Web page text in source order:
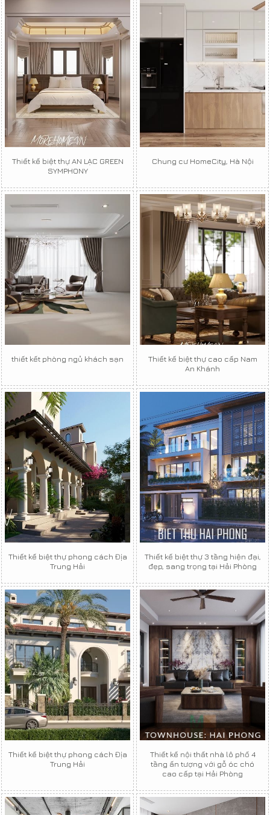
Thiết kế biệt thự AN LẠC GREEN
SYMPHONY
Chung cư HomeCity, Hà Nội
thiết kết phòng ngủ khách sạn
Thiết kế biệt thự cao cấp Nam
An Khánh
Thiết kế biệt thự phong cách Địa
Trung Hải
Thiết kế biệt thự 3 tầng hiện đại,
đẹp, sang trọng tại Hải Phòng
Thiết kế biệt thự phong cách Địa
Trung Hải
Thiết kế nội thất nhà lô phố 4
tầng ấn tượng với gỗ óc chó
cao cấp tại Hải Phòng